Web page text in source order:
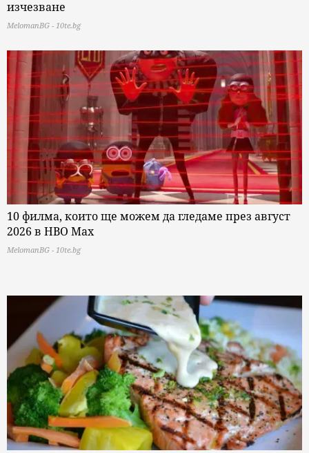
изчезване
MelomanBG - 10te.bg
10 филма, които ще можем да гледаме през август
2026 в HBO Max
MelomanBG - 10te.bg